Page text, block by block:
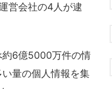
営会社の4人が逮
約6億5000万件の情
量の個人情報を集